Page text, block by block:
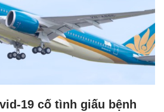
19 cố tình giấu bệnh